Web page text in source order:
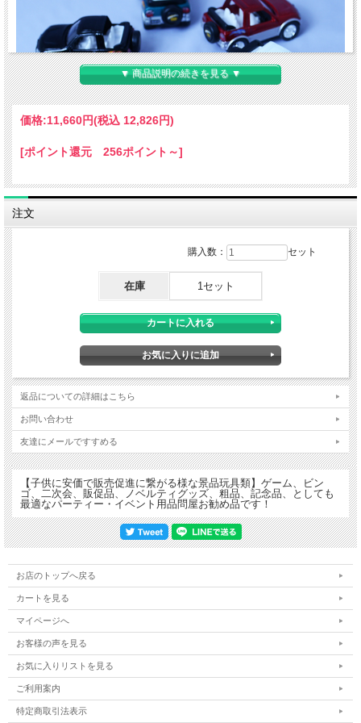
▼ 商品説明の続きを見る ▼
価格:11,660円(税込 12,826円)
[ポイント還元 256ポイント～]
注文
購入数： セット
在庫 1セット
返品についての詳細はこちら
お問い合わせ
友達にメールですすめる
【子供に安価で販売促進に繋がる様な景品玩具類】ゲーム、ビン
ゴ、二次会、販促品、ノベルティグッズ、粗品、記念品、としても
最適なパーティー・イベント用品問屋お勧め品です！
お店のトップへ戻る
カートを見る
マイページへ
お客様の声を見る
お気に入りリストを見る
ご利用案内
特定商取引法表示